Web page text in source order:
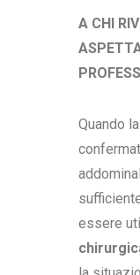
A CHI
Quando
essere